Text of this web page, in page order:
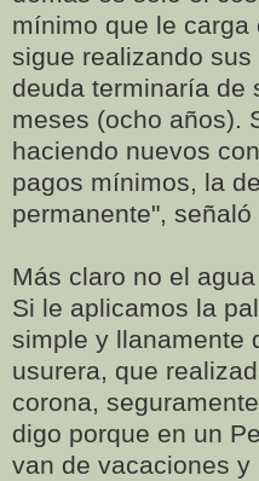
mínimo que le
sigue realizando
deuda terminaría de
meses (ocho años).
haciendo nuevos
pagos mínimos, la
permanente", señaló
Más claro no el
Si le aplicamos la
simple y llanamente
usurera, que
corona,
digo porque en un
van de vacaciones y